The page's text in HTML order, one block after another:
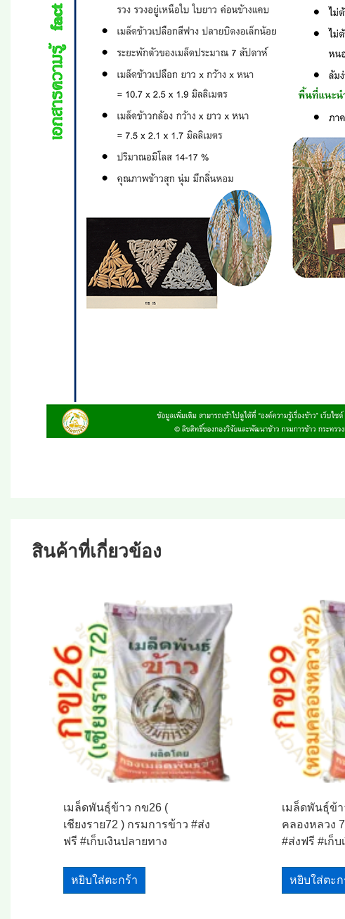
สินค้าที่เกี่ยวข้อง
เมล็ดพันธุ์ข้าว กข26 (
เชียงราย72 ) กรมการข้าว #ส่ง
ฟรี #เก็บเงินปลายทาง
หยิบใส่ตะกร้า
เมล็ดพันธุ์ข้
คลองหลวง
#ส่งฟรี #เก็บ
หยิบใส่ตะก